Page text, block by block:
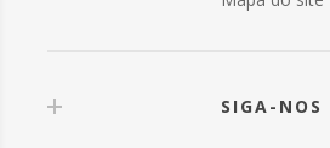
SIGA-NOS